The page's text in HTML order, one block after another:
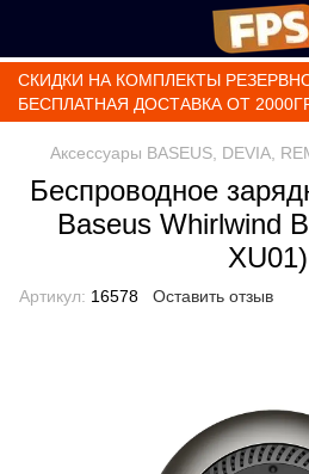
СКИДКИ НА КОМПЛЕКТЫ
БЕСПЛАТНАЯ ДОСТАВКА ОТ
Аксессуары BASEUS, DEVIA,
Беспроводное
Baseus Whirlwind
XU01)
Артикул: 16578 Оставить отзыв